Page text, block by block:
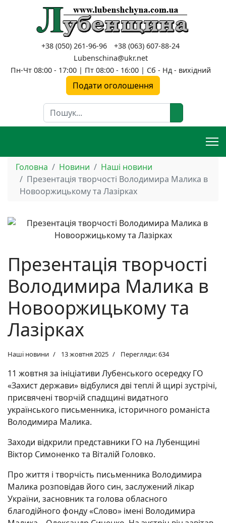
+38 (050) 261-96-96
+38 (063) 607-88-24
Lubenschina@ukr.net
Пн-Чт 08:00 - 17:00 | Пт 08:00 - 16:00 | Сб - Нд - вихідний
Подати оголошення
Пошук
Головна Новини
Наші новини
Презентація творчості Володимира Малика в
Новооржицькому та Лазірках
Презентація творчості
Володимира Малика в
Новооржицькому та
Лазірках
Наші новини 13 жовтня 2025 Перегляди: 634
11 жовтня за ініціативи Лубенського осередку ГО
«Захист держави» відбулися дві теплі й щирі зустрічі,
присвячені творчій спадщині видатного
українського письменника, історичного романіста
Володимира Малика.
Заходи відкрили представники ГО на Лубенщині
Віктор Симоненко та Віталій Головко.
Про життя і творчість письменника Володимира
Малика розповідав його син, заслужений лікар
України, засновник та голова обласного
благодійного фонду «Слово» імені Володимира